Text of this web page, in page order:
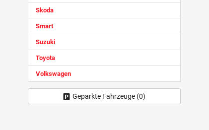
Skoda
Smart
Suzuki
Toyota
Volkswagen
Geparkte Fahrzeuge (0)